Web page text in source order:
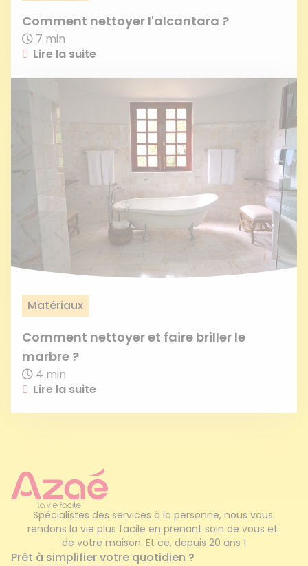
Comment nettoyer l'alcantara ?
7 min
Lire la suite
Matériaux
Comment nettoyer et faire briller le
marbre ?
4 min
Lire la suite
Spécialistes des services à la personne, nous vous
rendons la vie plus facile en prenant soin de vous et
de votre maison. Et ce, depuis 20 ans !
Prêt à simplifier votre quotidien ?